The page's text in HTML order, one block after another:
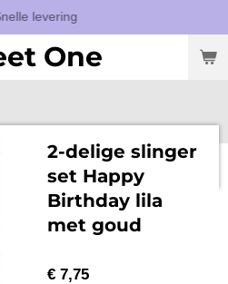
One
levering
2-delige slinger
set Happy
Birthday lila
met goud
€ 7,75